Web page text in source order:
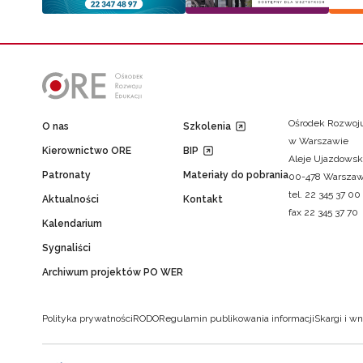
O nas
Kierownictwo ORE
Patronaty
Aktualności
Kalendarium
Sygnaliści
Archiwum projektów PO WER
Szkolenia
BIP
Materiały do pobrania
Kontakt
Ośrodek
w Warszawie
Aleje
00-478
tel. 22 345 37 00
fax 22 345 37 70
Polityka prywatnościRODORegulamin publikowania informacjiSkargi i